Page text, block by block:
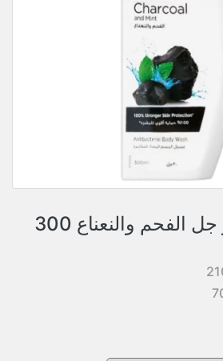
لايف بوي شور جل الفحم والنعناع 300